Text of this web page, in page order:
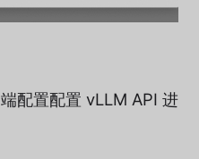
配置配置 vLLM API 进